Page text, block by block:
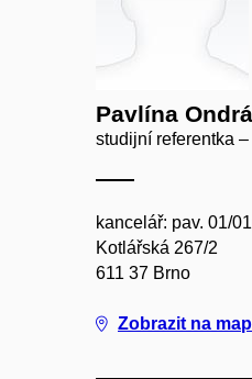
Pavlína
studijní referentka
kancelář: pav. 01/
Kotlářská 267/2
611 37 Brno
Zobrazit na